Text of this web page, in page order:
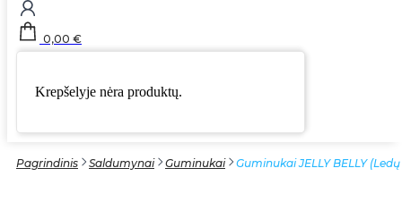
0,00 €
Krepšelyje nėra produktų.
Pagrindinis Saldumynai Guminukai Guminukai JELLY BELLY